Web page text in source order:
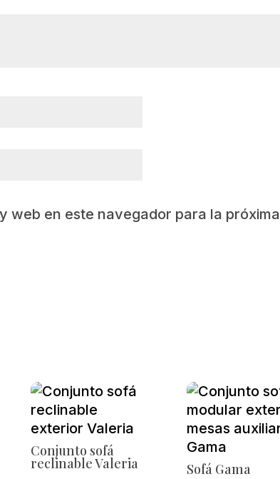
web en este navegador para la
Conjunto sofá
reclinable Valeria Sofá Gama